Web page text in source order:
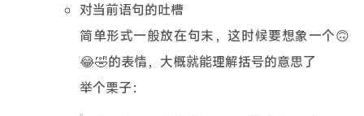
对当前语句的吐槽
简单形式一般放在句末，这时候要想象一个🙃
😂🤣的表情，大概就能理解括号的意思了
举个栗子：